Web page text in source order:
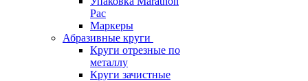
Pac
Маркеры
Абразивные круги
Круги отрезные по
металлу
Круги зачистные